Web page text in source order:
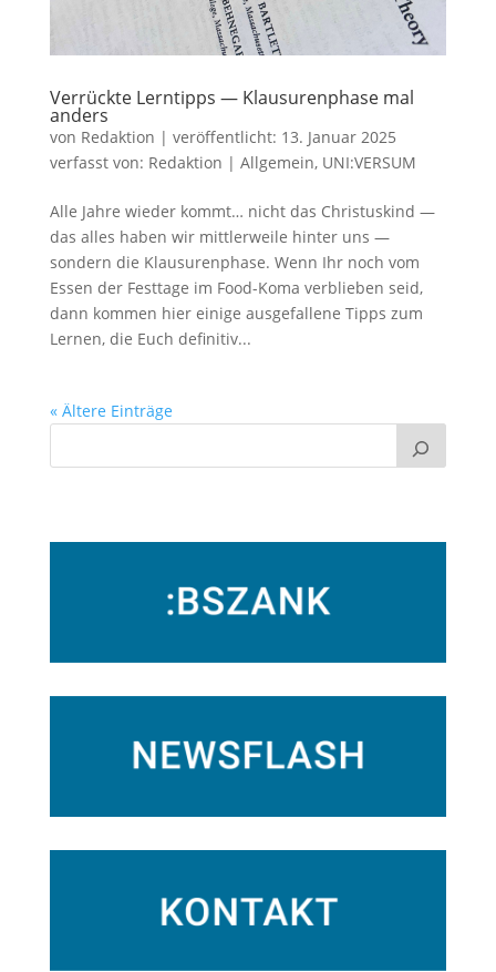
Verrückte Lerntipps — Klausurenphase mal
anders
von Redaktion | veröffentlicht: 13. Januar 2025
verfasst von: Redaktion | Allgemein, UNI:VERSUM
Alle Jahre wieder kommt… nicht das Christuskind —
das alles haben wir mittlerweile hinter uns —
sondern die Klausurenphase. Wenn Ihr noch vom
Essen der Festtage im Food-Koma verblieben seid,
dann kommen hier einige ausgefallene Tipps zum
Lernen, die Euch definitiv...
« Ältere Einträge